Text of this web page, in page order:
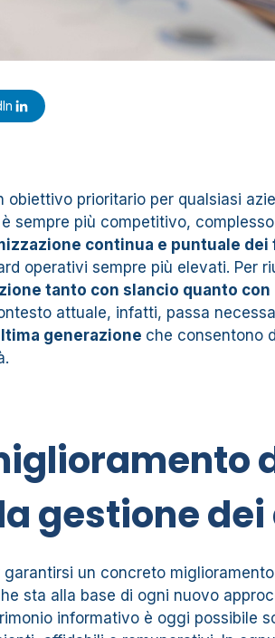
prioritario per qualsiasi
sempre più competitivo,
continua e puntuale dei
operativi sempre più elevati. Per
tanto con slancio quanto con
attuale, infatti, passa
generazione che consentono
gestione
un concreto
sta alla base di ogni nuovo
informativo è oggi possibile